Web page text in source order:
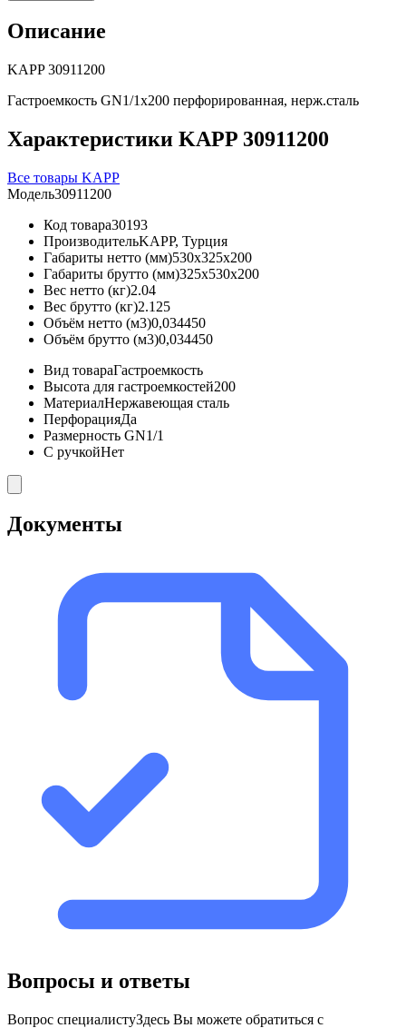
Описание
KAPP 30911200
Гастроемкость GN1/1х200 перфорированная, нерж.сталь
Характеристики KAPP 30911200
Все товары KAPP
Модель30911200
Код товара30193
ПроизводительKAPP, Турция
Габариты нетто (мм)530x325x200
Габариты брутто (мм)325x530x200
Вес нетто (кг)2.04
Вес брутто (кг)2.125
Объём нетто (м3)0,034450
Объём брутто (м3)0,034450
Вид товараГастроемкость
Высота для гастроемкостей200
МатериалНержавеющая сталь
ПерфорацияДа
Размерность GN1/1
С ручкойНет
Документы
Вопросы и ответы
Вопрос специалистуЗдесь Вы можете обратиться с